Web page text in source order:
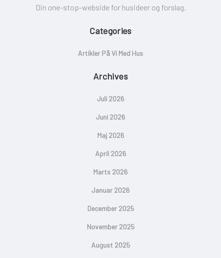
Din one-stop-webside for husideer og forslag.
Categories
Artikler På Vi Med Hus
Archives
Juli 2026
Juni 2026
Maj 2026
April 2026
Marts 2026
Januar 2026
December 2025
November 2025
August 2025